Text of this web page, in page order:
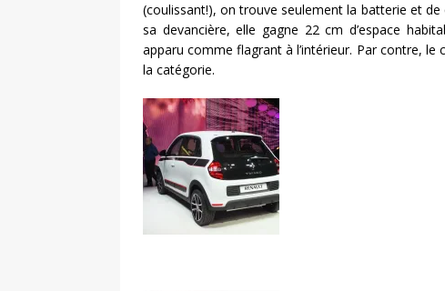
(coulissant!), on trouve seulement la batterie et
sa devancière, elle gagne 22 cm d’espace
apparu comme flagrant à l’intérieur. Par contre,
la catégorie.